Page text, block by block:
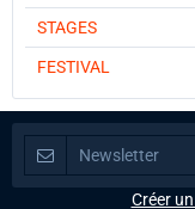
STAGES
FESTIVAL
Créer